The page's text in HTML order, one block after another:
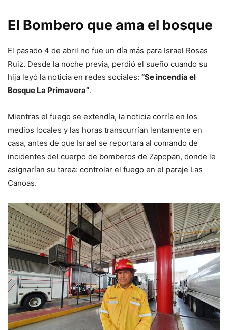
El Bombero que ama el bosque
El pasado 4 de abril no fue un día más para Israel Rosas
Ruiz. Desde la noche previa, perdió el sueño cuando su
hija leyó la noticia en redes sociales: “Se incendia el
Bosque La Primavera”.
Mientras el fuego se extendía, la noticia corría en los
medios locales y las horas transcurrían lentamente en
casa, antes de que Israel se reportara al comando de
incidentes del cuerpo de bomberos de Zapopan, donde le
asignarían su tarea: controlar el fuego en el paraje Las
Canoas.